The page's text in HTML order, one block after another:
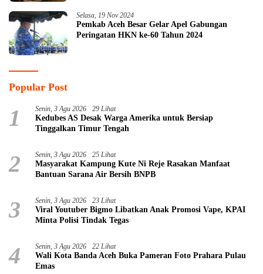
Selasa, 19 Nov 2024
Pemkab Aceh Besar Gelar Apel Gabungan
Peringatan HKN ke-60 Tahun 2024
Popular Post
1 Senin, 3 Agu 2026 29 Lihat
Kedubes AS Desak Warga Amerika untuk Bersiap
Tinggalkan Timur Tengah
2 Senin, 3 Agu 2026 25 Lihat
Masyarakat Kampung Kute Ni Reje Rasakan Manfaat
Bantuan Sarana Air Bersih BNPB
3 Senin, 3 Agu 2026 23 Lihat
Viral Youtuber Bigmo Libatkan Anak Promosi Vape, KPAI
Minta Polisi Tindak Tegas
4 Senin, 3 Agu 2026 22 Lihat
Wali Kota Banda Aceh Buka Pameran Foto Prahara Pulau
Emas